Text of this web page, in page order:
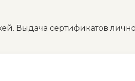
Выдача сертификатов